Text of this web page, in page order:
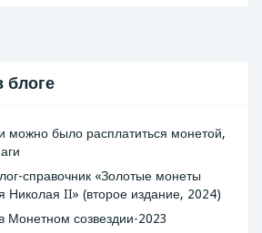
блоге
можно было расплатиться монетой,
справочник «Золотые монеты
Николая II» (второе издание, 2024)
Монетном созвездии-2023